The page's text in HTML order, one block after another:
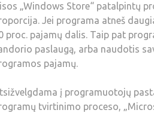
„Windows Store“ patalpintų
Jei programa atneš
proc. pajamų dalis. Taip pat
paslaugą, arba naudotis
pajamų.
į programuotojų
tvirtinimo proceso,